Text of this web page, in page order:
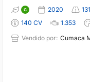
2020
140 CV
1.353
Vendido por: Cumaca